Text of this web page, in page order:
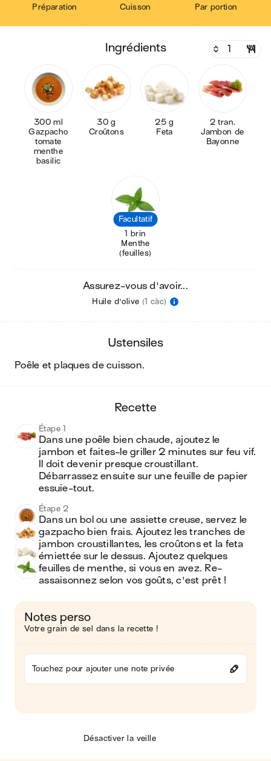
Préparation Cuisson Par portion
ingrédients
300 ml
Gazpacho
tomate
menthe
basilic
30 g
Croûtons
25 g
Feta
2 tran.
Jambon de
Bayonne
Facultatif
1 brin
Menthe
(feuilles)
Assurez-vous d'avoir...
Huile d'olive (1 càc)
ustensiles
poêle et plaques de cuisson.
recette
Étape 1
Dans une poêle bien chaude, ajoutez le
jambon et faites-le griller 2 minutes sur feu vif.
Il doit devenir presque croustillant.
Débarrassez ensuite sur une feuille de papier
essuie-tout.
Étape 2
Dans un bol ou une assiette creuse, servez le
gazpacho bien frais. Ajoutez les tranches de
jambon croustillantes, les croûtons et la feta
émiettée sur le dessus. Ajoutez quelques
feuilles de menthe, si vous en avez. Re-
assaisonnez selon vos goûts, c'est prêt !
Notes perso
Votre grain de sel dans la recette !
Touchez pour ajouter une note privée
Désactiver la veille